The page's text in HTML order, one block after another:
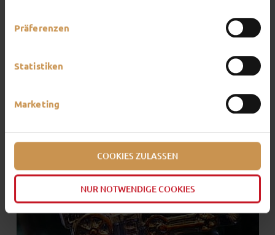
Präferenzen
Statistiken
Marketing
COOKIES ZULASSEN
NUR NOTWENDIGE COOKIES
REISEBUS